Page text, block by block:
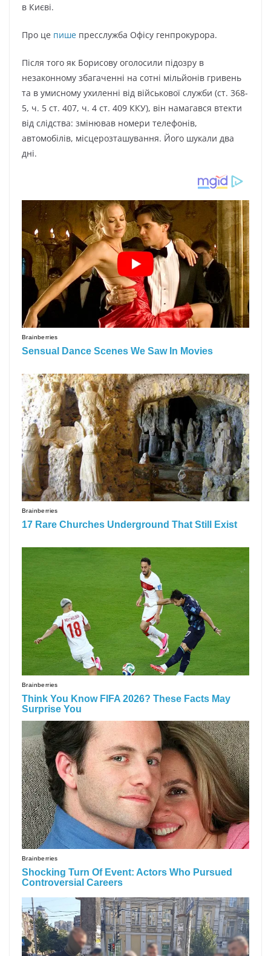
в Києві.
Про це пише пресслужба Офісу генпрокурора.
Після того як Борисову оголосили підозру в
незаконному збагаченні на сотні мільйонів гривень
та в умисному ухиленні від військової служби (ст. 368-
5, ч. 5 ст. 407, ч. 4 ст. 409 ККУ), він намагався втекти
від слідства: змінював номери телефонів,
автомобілів, місцерозташування. Його шукали два
дні.